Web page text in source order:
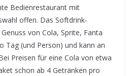
Bedienrestaurant mit
offen. Das Softdrink-
von Cola, Sprite, Fanta
Tag (und Person) und kann an
Preisen für eine Cola von etwa
schon ab 4 Getränken pro